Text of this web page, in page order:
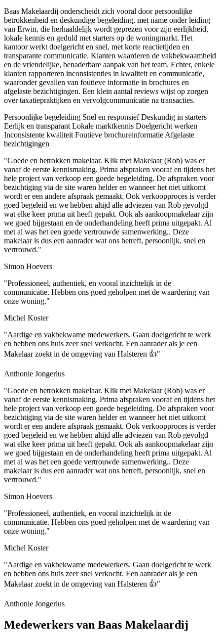
Baas Makelaardij onderscheidt zich vooral door persoonlijke
betrokkenheid en deskundige begeleiding, met name onder leiding
van Erwin, die herhaaldelijk wordt geprezen voor zijn eerlijkheid,
lokale kennis en geduld met starters op de woningmarkt. Het
kantoor werkt doelgericht en snel, met korte reactietijden en
transparante communicatie. Klanten waarderen de vakbekwaamheid
en de vriendelijke, benaderbare aanpak van het team. Echter, enkele
klanten rapporteren inconsistenties in kwaliteit en communicatie,
waaronder gevallen van foutieve informatie in brochures en
afgelaste bezichtigingen. Een klein aantal reviews wijst op zorgen
over taxatiepraktijken en vervolgcommunicatie na transacties.
Persoonlijke begeleiding Snel en responsiefDeskundig in starters
Eerlijk en transparantLokale marktkennis Doelgericht werken
Inconsistente kwaliteitFoutieve brochureinformatieAfgelaste
bezichtigingen
"Goede en betrokken makelaar. Klik met Makelaar (Rob) was er
vanaf de eerste kennismaking. Prima afspraken vooraf en tijdens het
hele project van verkoop een goede begeleiding. De afspraken voor
bezichtiging via de site waren helder en wanneer het niet uitkomt
wordt er een andere afspraak gemaakt. Ook verkoopproces is verder
goed begeleid en we hebben altijd alle adviezen van Rob gevolgd
wat elke keer prima uit heeft gepakt. Ook als aankoopmakelaar zijn
we goed bijgestaan en de onderhandeling heeft prima uitgepakt. Al
met al was het een goede vertrouwde samenwerking.. Deze
makelaar is dus een aanrader wat ons betreft, persoonlijk, snel en
vertrouwd."
Simon Hoevers
"Professioneel, authentiek, en vooral inzichtelijk in de
communicatie. Hebben ons goed geholpen met de waardering van
onze woning."
Michel Koster
"Aardige en vakbekwame medewerkers. Gaan doelgericht te werk
en hebben ons huis zeer snel verkocht. Een aanrader als je een
Makelaar zoekt in de omgeving van Halsteren 👍"
Anthonie Jongerius
"Goede en betrokken makelaar. Klik met Makelaar (Rob) was er
vanaf de eerste kennismaking. Prima afspraken vooraf en tijdens het
hele project van verkoop een goede begeleiding. De afspraken voor
bezichtiging via de site waren helder en wanneer het niet uitkomt
wordt er een andere afspraak gemaakt. Ook verkoopproces is verder
goed begeleid en we hebben altijd alle adviezen van Rob gevolgd
wat elke keer prima uit heeft gepakt. Ook als aankoopmakelaar zijn
we goed bijgestaan en de onderhandeling heeft prima uitgepakt. Al
met al was het een goede vertrouwde samenwerking.. Deze
makelaar is dus een aanrader wat ons betreft, persoonlijk, snel en
vertrouwd."
Simon Hoevers
"Professioneel, authentiek, en vooral inzichtelijk in de
communicatie. Hebben ons goed geholpen met de waardering van
onze woning."
Michel Koster
"Aardige en vakbekwame medewerkers. Gaan doelgericht te werk
en hebben ons huis zeer snel verkocht. Een aanrader als je een
Makelaar zoekt in de omgeving van Halsteren 👍"
Anthonie Jongerius
Medewerkers van Baas Makelaardij